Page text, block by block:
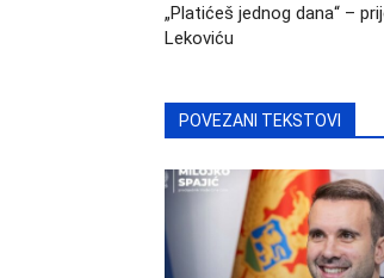
„Platićeš jednog dana“ –
Lekoviću
POVEZANI TEKSTOVI